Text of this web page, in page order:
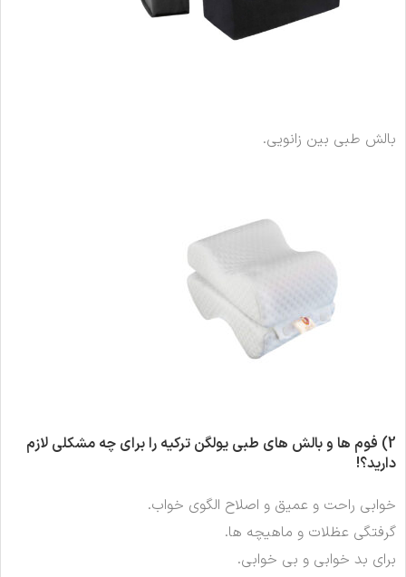
بالش طبی بین زانویی.
2) فوم ها و بالش های طبی یولگن ترکیه را برای چه مشکلی لازم
دارید؟!
خوابی راحت و عمیق و اصلاح الگوی خواب.
گرفتگی عظلات و ماهیچه ها.
برای بد خوابی و بی خوابی.